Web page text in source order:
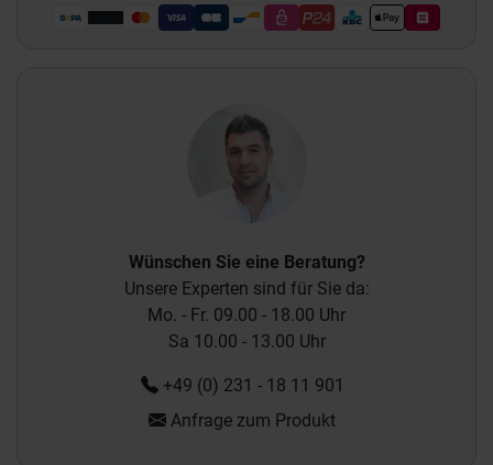
Wünschen Sie eine Beratung?
Unsere Experten sind für Sie da:
Mo. - Fr. 09.00 - 18.00 Uhr
Sa 10.00 - 13.00 Uhr
+49 (0) 231 - 18 11 901
Anfrage zum Produkt